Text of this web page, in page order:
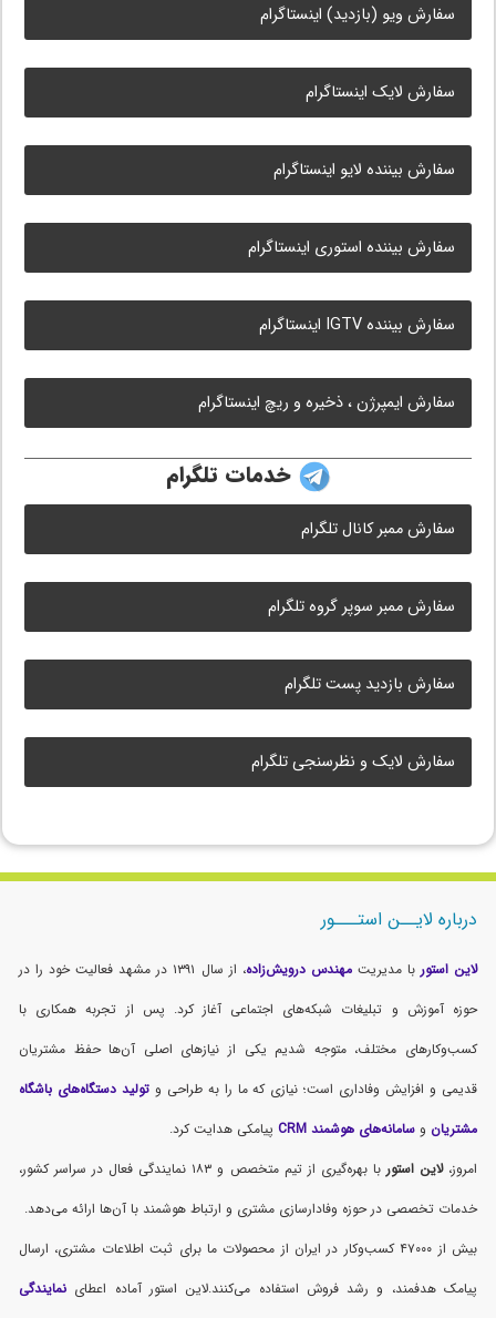
سفارش ویو (بازدید) اینستاگرام
سفارش لایک اینستاگرام
سفارش بیننده لایو اینستاگرام
سفارش بیننده استوری اینستاگرام
سفارش بیننده IGTV اینستاگرام
سفارش ایمپرژن ، ذخیره و ریچ اینستاگرام
خدمات تلگرام
سفارش ممبر کانال تلگرام
سفارش ممبر سوپر گروه تلگرام
سفارش بازدید پست تلگرام
سفارش لایک و نظرسنجی تلگرام